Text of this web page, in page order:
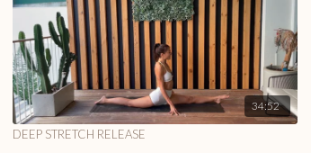
34:52
DEEP STRETCH RELEASE